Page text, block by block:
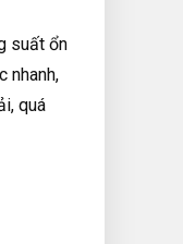
suất ổn
nhanh,
quá